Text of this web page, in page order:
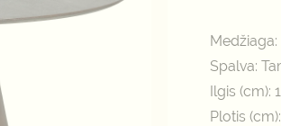
Spalva:
Ilgis (cm):
Plotis